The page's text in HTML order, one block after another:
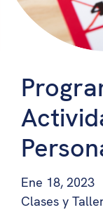
Ene 18, 2023
Clases y